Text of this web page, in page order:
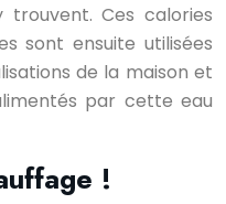
trouvent. Ces calories
sont ensuite utilisées
de la maison et
par cette eau
!